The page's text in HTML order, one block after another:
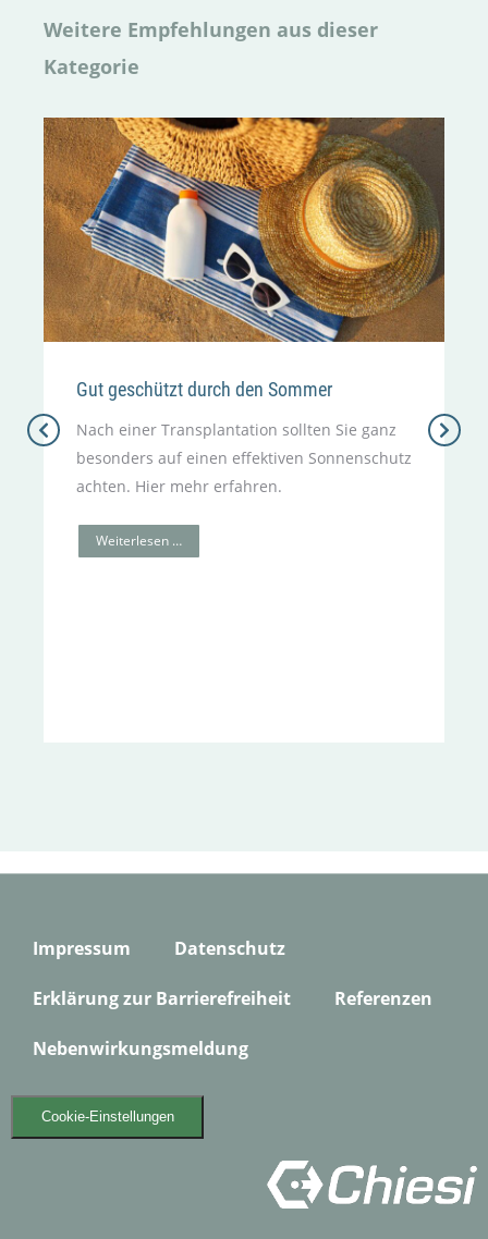
Weitere Empfehlungen aus dieser
Kategorie
Gut geschützt durch den Sommer
Nach einer Transplantation sollten Sie ganz
besonders auf einen effektiven Sonnenschutz
achten. Hier mehr erfahren.
Weiterlesen …
Impressum Datenschutz
Erklärung zur Barrierefreiheit Referenzen
Nebenwirkungsmeldung
Cookie-Einstellungen